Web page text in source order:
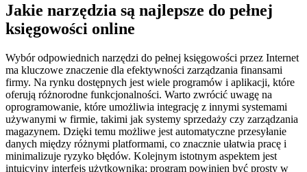
Jakie narzędzia są najlepsze do pełnej
księgowości online
Wybór odpowiednich narzędzi do pełnej księgowości przez Internet
ma kluczowe znaczenie dla efektywności zarządzania finansami
firmy. Na rynku dostępnych jest wiele programów i aplikacji, które
oferują różnorodne funkcjonalności. Warto zwrócić uwagę na
oprogramowanie, które umożliwia integrację z innymi systemami
używanymi w firmie, takimi jak systemy sprzedaży czy zarządzania
magazynem. Dzięki temu możliwe jest automatyczne przesyłanie
danych między różnymi platformami, co znacznie ułatwia pracę i
minimalizuje ryzyko błędów. Kolejnym istotnym aspektem jest
intuicyjny interfejs użytkownika; program powinien być prosty w